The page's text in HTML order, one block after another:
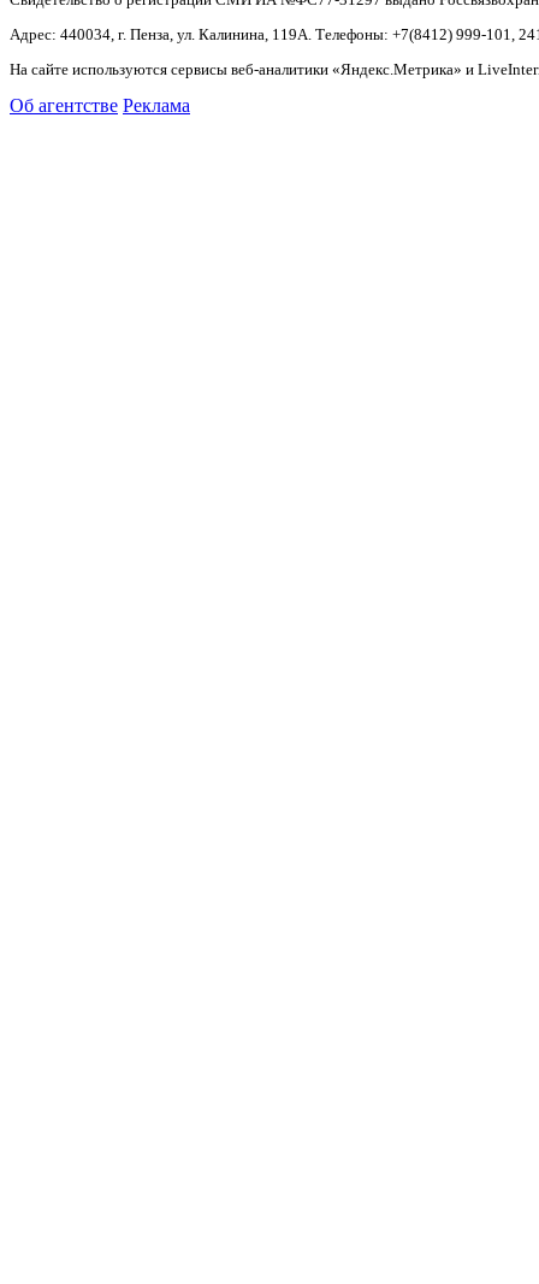
Адрес: 440034, г. Пенза, ул. Калинина, 119А. Телефоны: +7(8412) 999-101,
На сайте используются сервисы веб-аналитики «Яндекс.Метрика» и
Об агентстве Реклама